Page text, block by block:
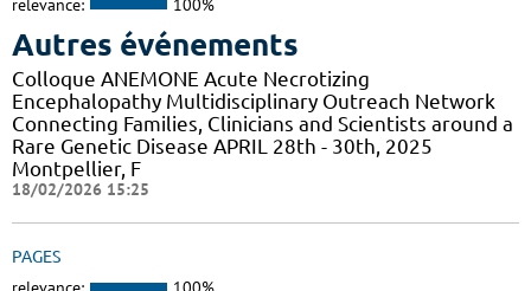
relevance: 100%
Autres événements
Colloque ANEMONE Acute Necrotizing
Encephalopathy Multidisciplinary Outreach Network
Connecting Families, Clinicians and Scientists around a
Rare Genetic Disease APRIL 28th - 30th, 2025
Montpellier, F
18/02/2026 15:25
PAGES